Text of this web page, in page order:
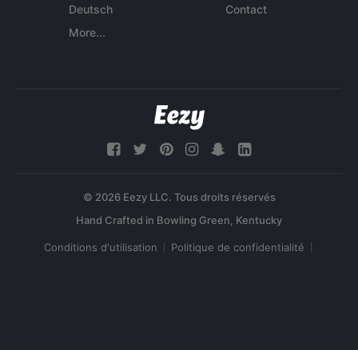
Deutsch
More...
Contact
© 2026 Eezy LLC. Tous droits réservés
Conditions d'utilisation Politique de confidentialité